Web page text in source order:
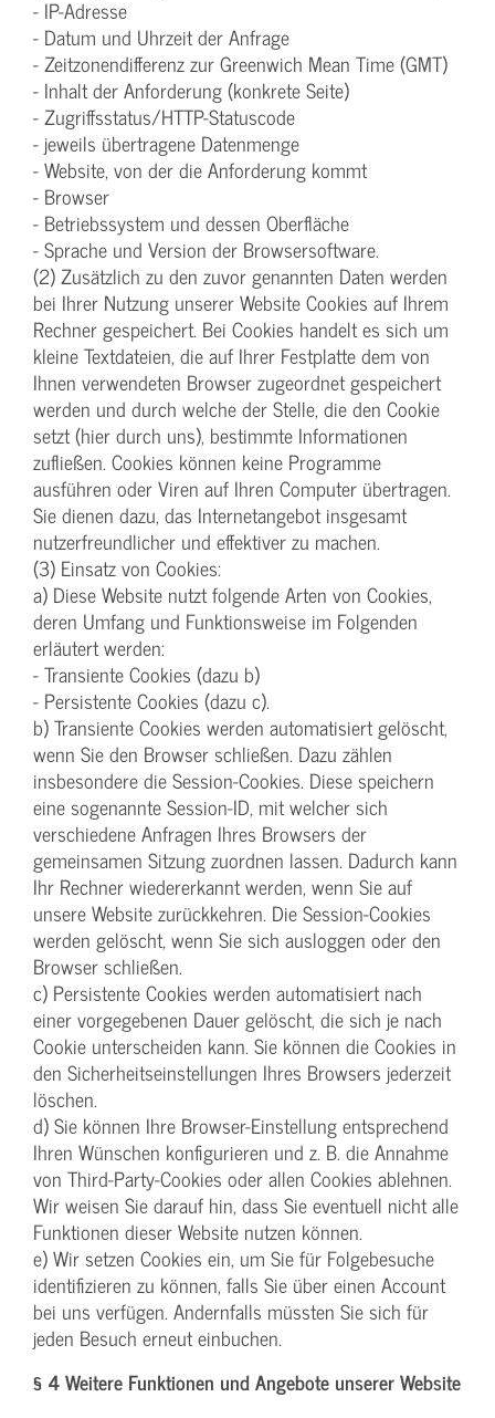
- IP-Adresse
- Datum und Uhrzeit der Anfrage
- Zeitzonendifferenz zur Greenwich Mean Time (GMT)
- Inhalt der Anforderung (konkrete Seite)
- Zugriffsstatus/HTTP-Statuscode
- jeweils übertragene Datenmenge
- Website, von der die Anforderung kommt
- Browser
- Betriebssystem und dessen Oberfläche
- Sprache und Version der Browsersoftware.
(2) Zusätzlich zu den zuvor genannten Daten werden
bei Ihrer Nutzung unserer Website Cookies auf Ihrem
Rechner gespeichert. Bei Cookies handelt es sich um
kleine Textdateien, die auf Ihrer Festplatte dem von
Ihnen verwendeten Browser zugeordnet gespeichert
werden und durch welche der Stelle, die den Cookie
setzt (hier durch uns), bestimmte Informationen
zufließen. Cookies können keine Programme
ausführen oder Viren auf Ihren Computer übertragen.
Sie dienen dazu, das Internetangebot insgesamt
nutzerfreundlicher und effektiver zu machen.
(3) Einsatz von Cookies:
a) Diese Website nutzt folgende Arten von Cookies,
deren Umfang und Funktionsweise im Folgenden
erläutert werden:
- Transiente Cookies (dazu b)
- Persistente Cookies (dazu c).
b) Transiente Cookies werden automatisiert gelöscht,
wenn Sie den Browser schließen. Dazu zählen
insbesondere die Session-Cookies. Diese speichern
eine sogenannte Session-ID, mit welcher sich
verschiedene Anfragen Ihres Browsers der
gemeinsamen Sitzung zuordnen lassen. Dadurch kann
Ihr Rechner wiedererkannt werden, wenn Sie auf
unsere Website zurückkehren. Die Session-Cookies
werden gelöscht, wenn Sie sich ausloggen oder den
Browser schließen.
c) Persistente Cookies werden automatisiert nach
einer vorgegebenen Dauer gelöscht, die sich je nach
Cookie unterscheiden kann. Sie können die Cookies in
den Sicherheitseinstellungen Ihres Browsers jederzeit
löschen.
d) Sie können Ihre Browser-Einstellung entsprechend
Ihren Wünschen konfigurieren und z. B. die Annahme
von Third-Party-Cookies oder allen Cookies ablehnen.
Wir weisen Sie darauf hin, dass Sie eventuell nicht alle
Funktionen dieser Website nutzen können.
e) Wir setzen Cookies ein, um Sie für Folgebesuche
identifizieren zu können, falls Sie über einen Account
bei uns verfügen. Andernfalls müssten Sie sich für
jeden Besuch erneut einbuchen.
§ 4 Weitere Funktionen und Angebote unserer Website